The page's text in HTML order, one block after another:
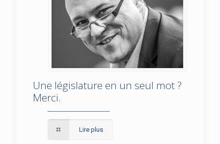
Une législature en un seul mot ? Merci.
Une législature en un seul mot ?
Merci.
Lire plus